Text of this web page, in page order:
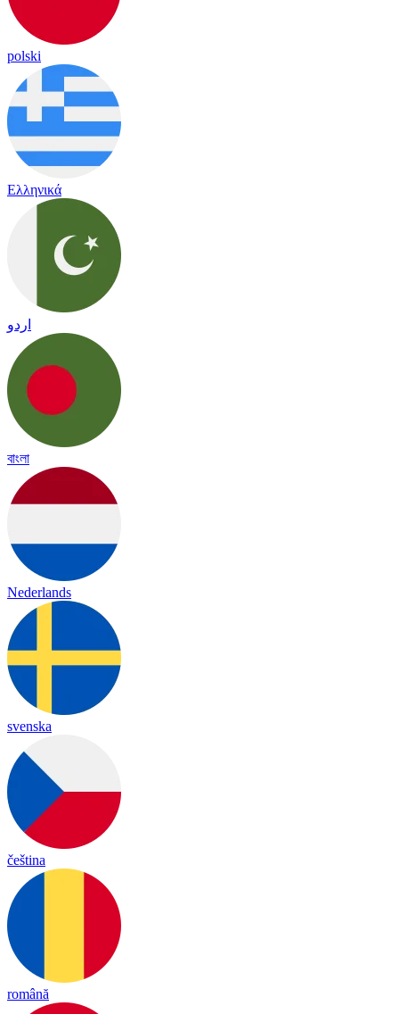
polski
Ελληνικά
اردو
বাংলা
Nederlands
svenska
čeština
română